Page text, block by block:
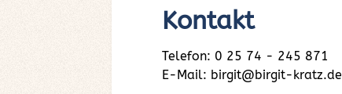
Kontakt
Telefon: 0 25 74 - 245 871
E-Mail: birgit@birgit-kratz.de